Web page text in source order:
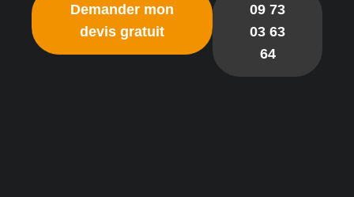
Demander mon
devis gratuit
09 73
03 63
64